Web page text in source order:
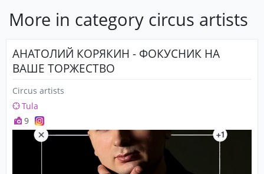
More in category circus artists
АНАТОЛИЙ КОРЯКИН - ФОКУСНИК НА
ВАШЕ ТОРЖЕСТВО
Circus artists
Tula
9